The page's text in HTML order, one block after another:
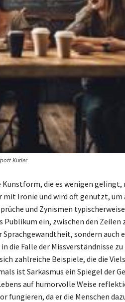
Kurier
Kunstform, die es wenigen
Ironie und wird oft genutzt, um
und Zynismen
Publikum ein, zwischen den Zeilen
sondern auch
die Falle der Missverständnisse
zahlreiche Beispiele, die die
ist Sarkasmus ein Spiegel der
auf humorvolle Weise
fungieren, da er die Menschen